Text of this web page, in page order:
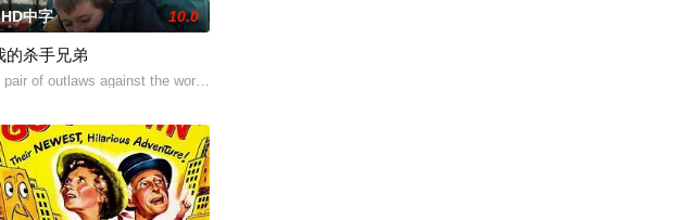
HD中字 10.0
的杀手兄弟
pair of outlaws against the world: but these outlaws are a ten-year-old boy an